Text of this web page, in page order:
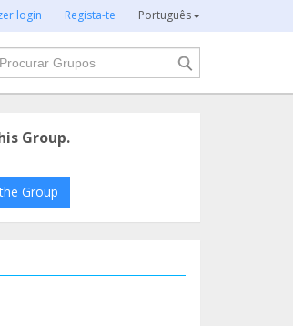
login Regista-te Português
Group.
Group